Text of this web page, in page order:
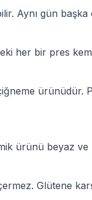
Aynı gün
her bir pres
ürünü beyaz
Glütene